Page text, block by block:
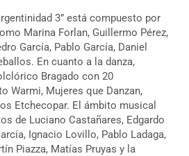
3” está compuesto por
Marina Forlan, Guillermo Pérez,
García, Pablo García, Daniel
En cuanto a la danza,
Bragado con 20
Warmi, Mujeres que Danzan,
Etchecopar. El ámbito musical
de Luciano Castañares, Edgardo
Ignacio Lovillo, Pablo Ladaga,
Piazza, Matías Pruyas y la